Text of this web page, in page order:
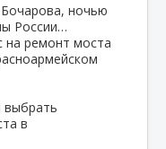
ночью
России…
на ремонт моста
выбрать
в